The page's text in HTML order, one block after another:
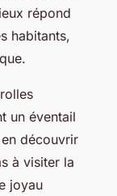
répond
habitants,
un éventail
découvrir
à visiter la
joyau